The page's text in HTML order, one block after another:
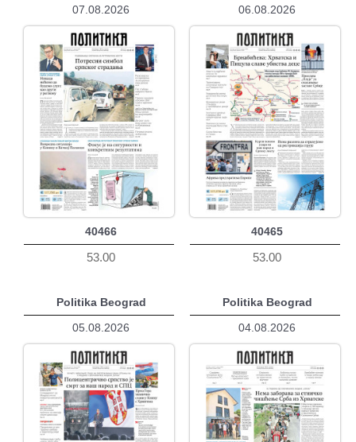
07.08.2026
40466
53.00
06.08.2026
40465
53.00
Politika Beograd
05.08.2026
Politika Beograd
04.08.2026